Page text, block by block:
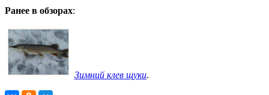
Ранее в обзорах:
Зимний клев щуки.